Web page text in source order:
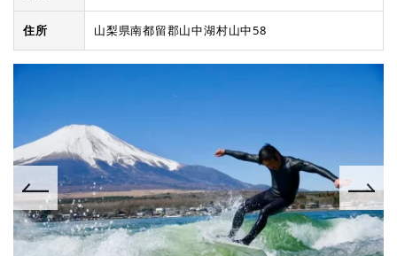
住所 山梨県南都留郡山中湖村山中58